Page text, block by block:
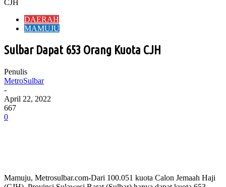
CJH
DAERAH
MAMUJU
Sulbar Dapat 653 Orang Kuota CJH
Penulis
MetroSulbar
-
April 22, 2022
667
0
Mamuju, Metrosulbar.com-Dari 100.051 kuota Calon Jemaah Haji